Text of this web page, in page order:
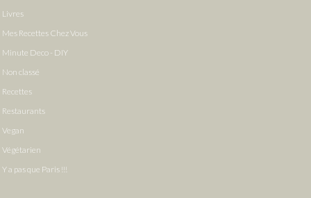
Livres
Mes Recettes Chez Vous
Minute Deco - DIY
Non classé
Recettes
Restaurants
Vegan
Végétarien
Y a pas que Paris !!!